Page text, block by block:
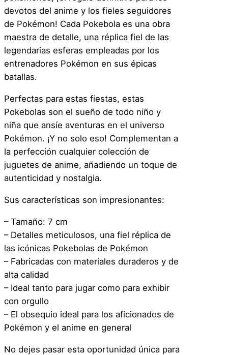
devotos del anime y los fieles seguidores
de Pokémon! Cada Pokebola es una obra
maestra de detalle, una réplica fiel de las
legendarias esferas empleadas por los
entrenadores Pokémon en sus épicas
batallas.
Perfectas para estas fiestas, estas
Pokebolas son el sueño de todo niño y
niña que ansíe aventuras en el universo
Pokémon. ¡Y no solo eso! Complementan a
la perfección cualquier colección de
juguetes de anime, añadiendo un toque de
autenticidad y nostalgia.
Sus características son impresionantes:
– Tamaño: 7 cm
– Detalles meticulosos, una fiel réplica de
las icónicas Pokebolas de Pokémon
– Fabricadas con materiales duraderos y de
alta calidad
– Ideal tanto para jugar como para exhibir
con orgullo
– El obsequio ideal para los aficionados de
Pokémon y el anime en general
No dejes pasar esta oportunidad única para